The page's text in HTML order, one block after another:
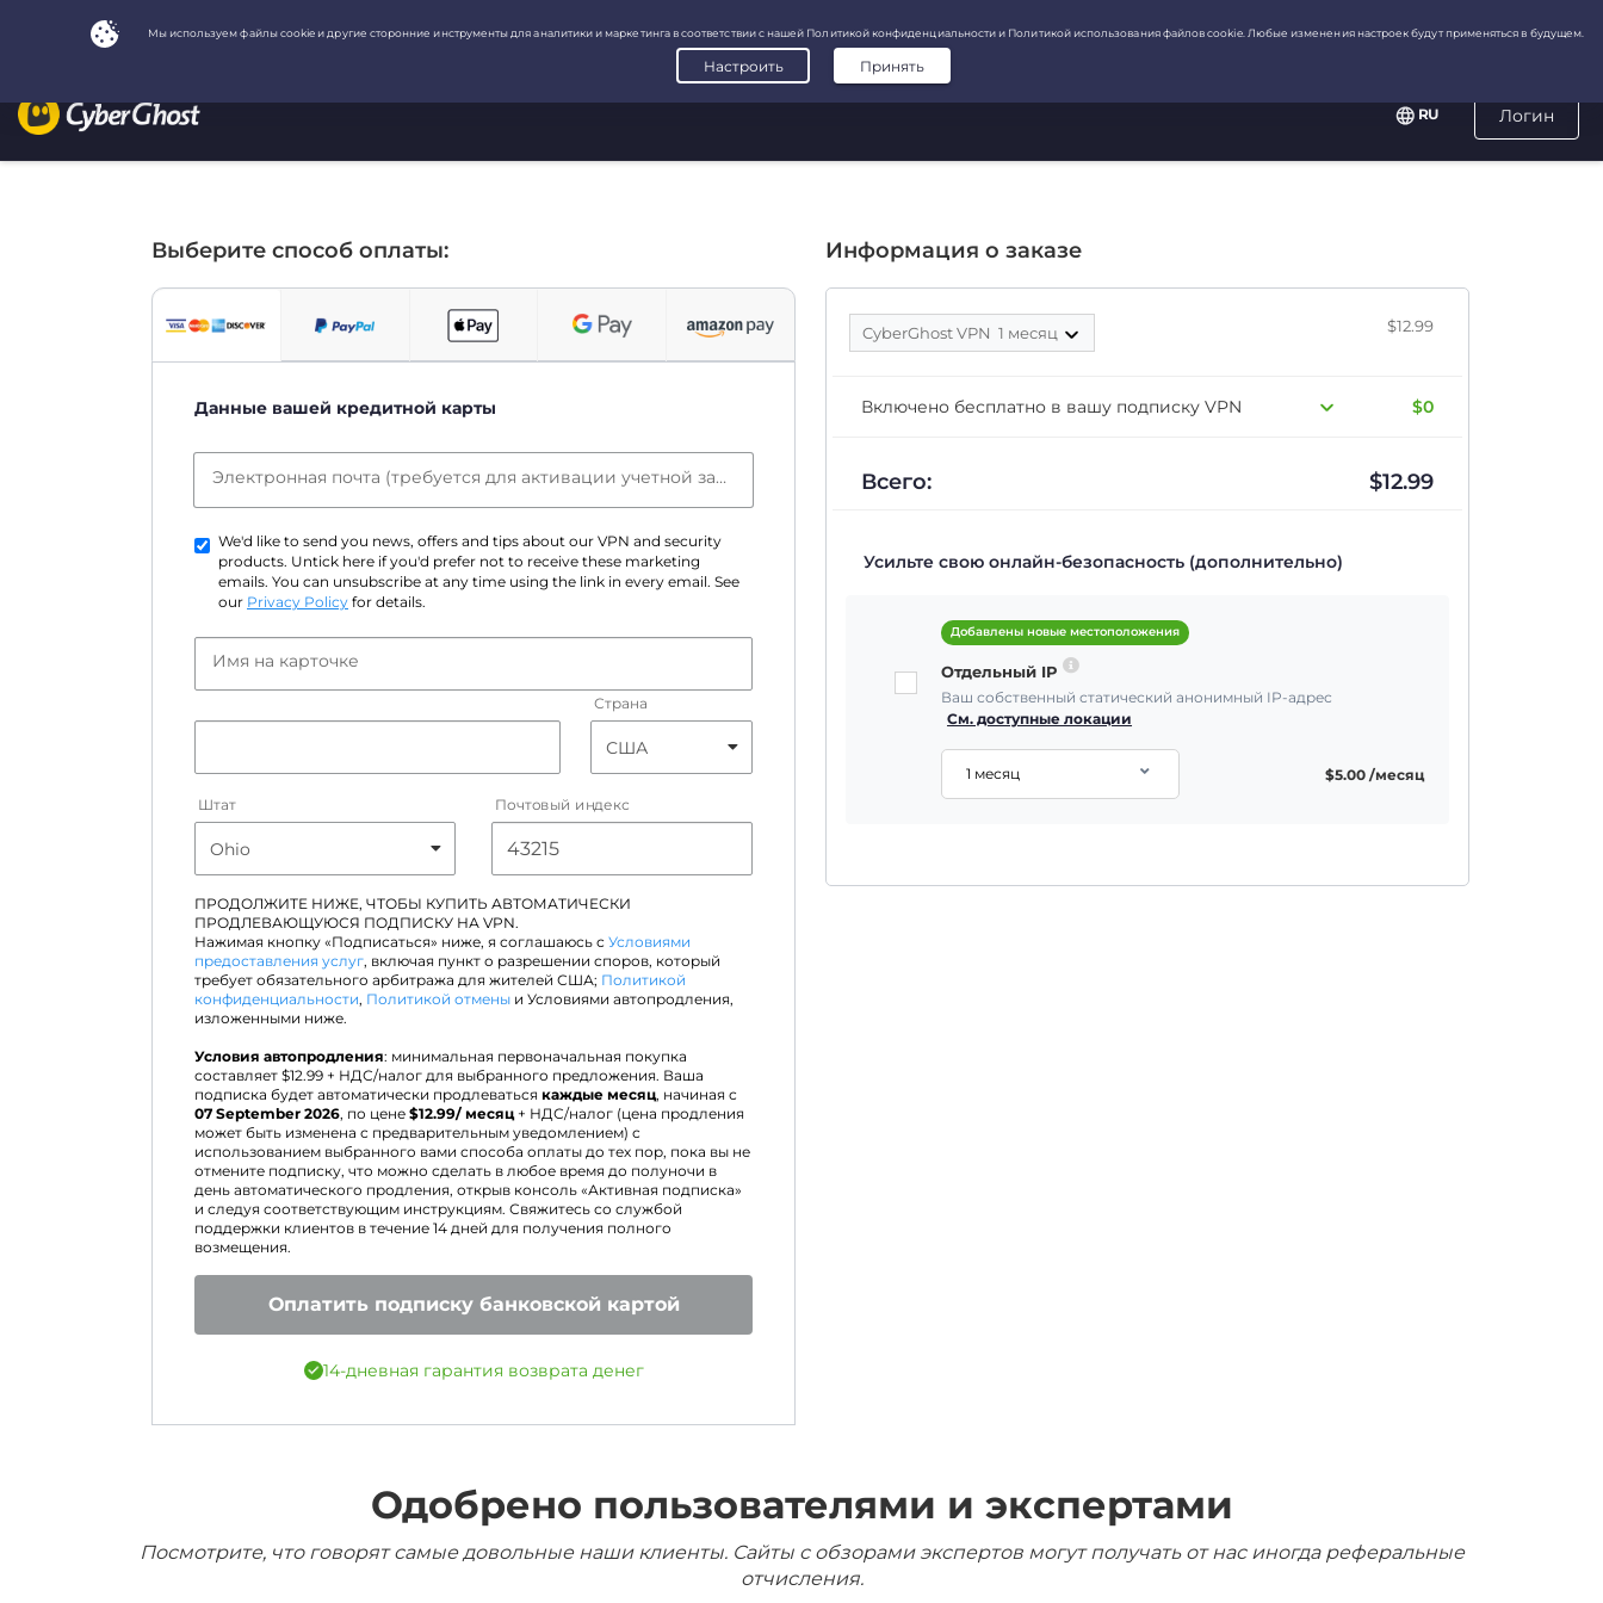
Логин
RU
Выберите способ оплаты:
Данные вашей кредитной карты
Электронная почта (требуется для активации учетной записи)
We'd like to send you news, offers and tips about our VPN and security
products. Untick here if you'd prefer not to receive these marketing
emails. You can unsubscribe at any time using the link in every email. See
our Privacy Policy for details.
Имя на карточке
Страна
Штат Почтовый индекс
ПРОДОЛЖИТЕ НИЖЕ, ЧТОБЫ КУПИТЬ АВТОМАТИЧЕСКИ
ПРОДЛЕВАЮЩУЮСЯ ПОДПИСКУ НА VPN.
Нажимая кнопку «Подписаться» ниже, я соглашаюсь с Условиями
предоставления услуг, включая пункт о разрешении споров, который
требует обязательного арбитража для жителей США; Политикой
конфиденциальности, Политикой отмены и Условиями автопродления,
изложенными ниже.
Условия автопродления: минимальная первоначальная покупка
составляет $12.99 + НДС/налог для выбранного предложения. Ваша
подписка будет автоматически продлеваться каждые месяц, начиная с
07 September 2026, по цене $12.99/ месяц+ НДС/налог (цена продления
может быть изменена с предварительным уведомлением) с
использованием выбранного вами способа оплаты до тех пор, пока вы не
отмените подписку, что можно сделать в любое время до полуночи в
день автоматического продления, открыв консоль «Активная подписка»
и следуя соответствующим инструкциям. Свяжитесь со службой
поддержки клиентов в течение 14 дней для получения полного
возмещения.
Оплатить подписку банковской картой
14-дневная гарантия возврата денег
Информация о заказе
CyberGhost VPN 1 месяц $12.99
Включено бесплатно в вашу подписку VPN $0
Всего: $12.99
Усильте свою онлайн-безопасность (дополнительно)
Добавлены новые местоположения
Отдельный IP
Ваш собственный статический анонимный IP-адрес
См. доступные локации
1 месяц $5.00 /месяц
Одобрено пользователями и экспертами
Посмотрите, что говорят самые довольные наши клиенты. Сайты с обзорами экспертов могут получать от нас иногда реферальные
отчисления.